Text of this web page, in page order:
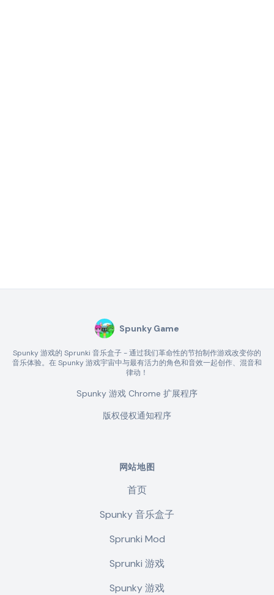
Spunky Game
Spunky 游戏的 Sprunki 音乐盒子 - 通过我们革命性的节拍制作游戏改变你的
音乐体验。在 Spunky 游戏宇宙中与最有活力的角色和音效一起创作、混音和
律动！
Spunky 游戏 Chrome 扩展程序
版权侵权通知程序
网站地图
首页
Spunky 音乐盒子
Sprunki Mod
Sprunki 游戏
Spunky 游戏